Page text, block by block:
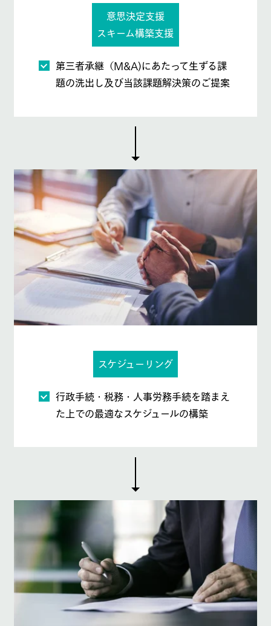
意思決定支援
スキーム構築支援
第三者承継（M&A)にあたって生ずる課
題の洗出し及び当該課題解決策のご提案
スケジューリング
行政手続・税務・人事労務手続を踏まえ
た上での最適なスケジュールの構築